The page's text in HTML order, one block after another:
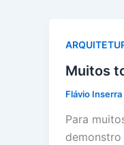
Muitos
Flávio Inserra
Para